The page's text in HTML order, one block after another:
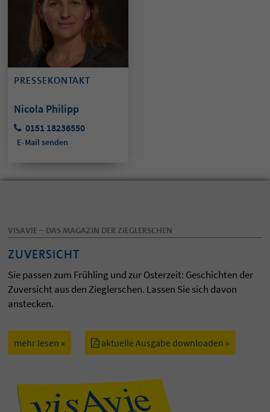
PRESSEKONTAKT
Nicola Philipp
0151 18236550
E-Mail senden
VISAVIE – DAS MAGAZIN DER ZIEGLERSCHEN
ZUVERSICHT
Sie passen zum Frühling und zur Osterzeit: Geschichten der
Zuversicht aus den Zieglerschen. Lassen Sie sich davon
anstecken.
mehr lesen » aktuelle Ausgabe downloaden »